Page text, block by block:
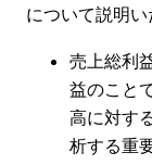
について説明い
売上総利
益のこと
高に対す
析する重